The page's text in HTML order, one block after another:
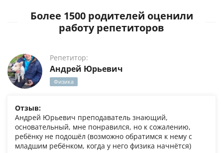
Более 1500 родителей оценили
работу репетиторов
Репетитор:
Андрей Юрьевич
Физика
Отзыв:
Андрей Юрьевич преподаватель знающий,
основательный, мне понравился, но к сожалению,
ребёнку не подошёл (возможно обратимся к нему с
младшим ребёнком, когда у него физика начнётся)